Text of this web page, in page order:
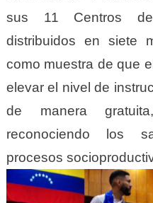
sus 11 Centros de
distribuidos en siete
como muestra de que
elevar el nivel de
de manera
reconociendo los
procesos